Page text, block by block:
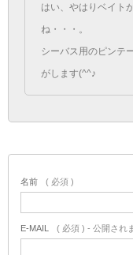
はい、やはりベイト
ね・・・。
シーバス用のピンテ
がします(^^♪
名前 ( 必須 )
E-MAIL ( 必須 ) - 公開され